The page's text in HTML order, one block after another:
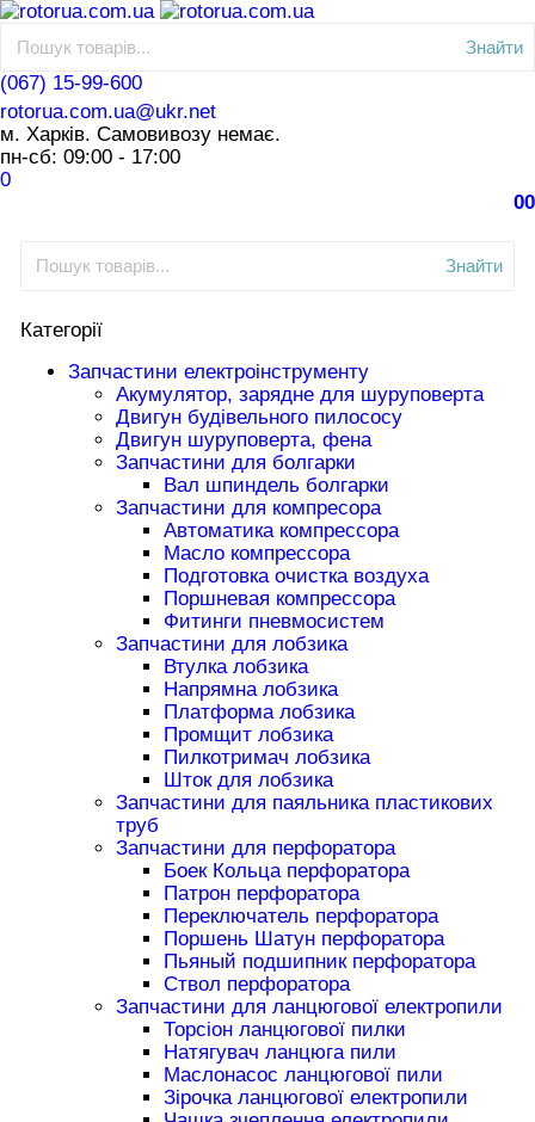
Знайти
(067) 15-99-600
rotorua.com.ua@ukr.net
м. Харків. Самовивозу немає.
пн-сб: 09:00 - 17:00
0
00
Знайти
Категорії
Запчастини електроінструменту
Акумулятор, зарядне для шуруповерта
Двигун будівельного пилососу
Двигун шуруповерта, фена
Запчастини для болгарки
Вал шпиндель болгарки
Запчастини для компресора
Автоматика компрессора
Масло компрессора
Подготовка очистка воздуха
Поршневая компрессора
Фитинги пневмосистем
Запчастини для лобзика
Втулка лобзика
Напрямна лобзика
Платформа лобзика
Промщит лобзика
Пилкотримач лобзика
Шток для лобзика
Запчастини для паяльника пластикових
труб
Запчастини для перфоратора
Боек Кольца перфоратора
Патрон перфоратора
Переключатель перфоратора
Поршень Шатун перфоратора
Пьяный подшипник перфоратора
Ствол перфоратора
Запчастини для ланцюгової електропили
Торсіон ланцюгової пилки
Натягувач ланцюга пили
Маслонасос ланцюгової пили
Зірочка ланцюгової електропили